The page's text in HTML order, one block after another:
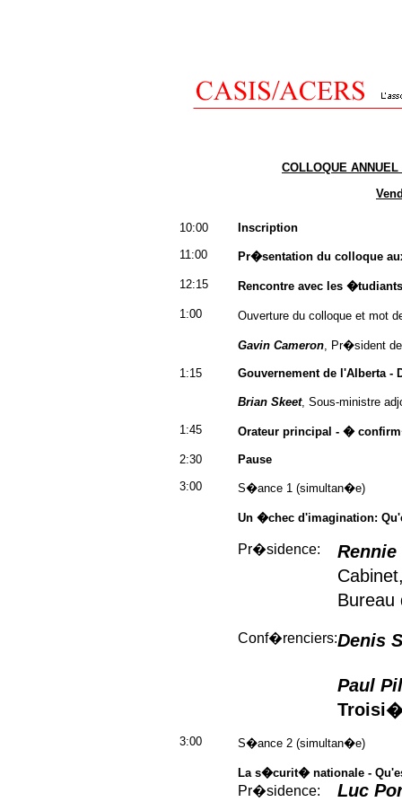
COLLOQUE
10:00
Inscription
11:00
Pr�sentation du colloque
12:15 Rencontre avec les
1:00 Ouverture du colloque et mot
Gavin Cameron , Pr�sident
1:15 Gouvernement de l'Alberta -
Brian Skeet, Sous-ministre
1:45 Orateur principal - �
2:30
Pause
3:00
S�ance 1 (simultan�e)
Un �chec d'imagination:
Pr�sidence:
Conf�renciers:Denis
Paul
3:00 S�ance 2 (simultan�e)
La s�curit� nationale -
Pr�sidence:
Luc